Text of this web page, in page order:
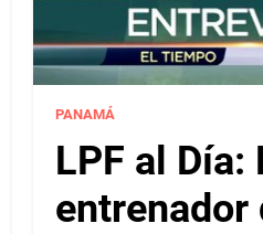
PANAMÁ
LPF al
entrenador